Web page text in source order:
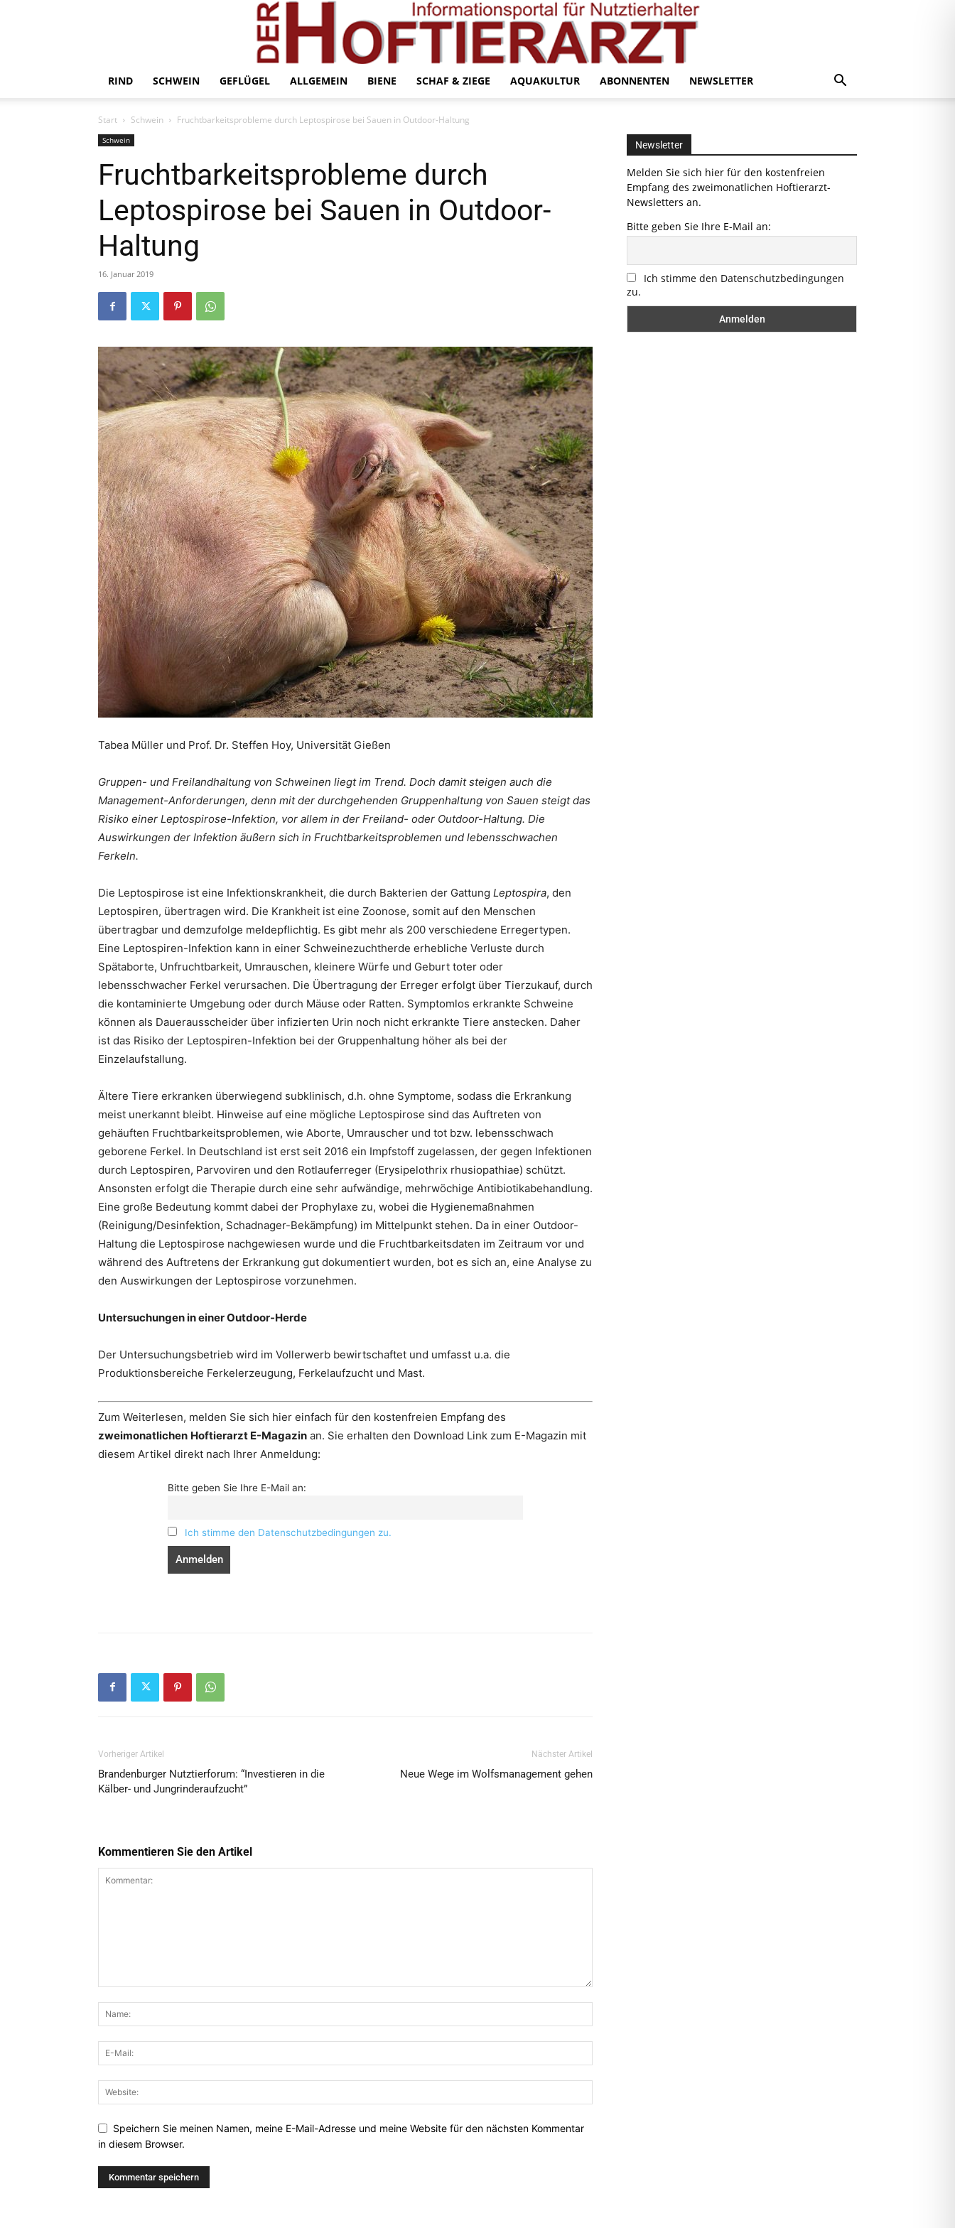
RIND SCHWEIN GEFLÜGEL ALLGEMEIN BIENE SCHAF & ZIEGE AQUAKULTUR ABONNENTEN NEWSLETTER
Start Schwein Fruchtbarkeitsprobleme durch Leptospirose bei Sauen in Outdoor-Haltung
Schwein
Fruchtbarkeitsprobleme durch
Leptospirose bei Sauen in Outdoor-
Haltung
16. Januar 2019
Tabea Müller und Prof. Dr. Steffen Hoy, Universität Gießen
Gruppen- und Freilandhaltung von Schweinen liegt im Trend. Doch damit steigen auch die
Management-Anforderungen, denn mit der durchgehenden Gruppenhaltung von Sauen steigt das
Risiko einer Leptospirose-Infektion, vor allem in der Freiland- oder Outdoor-Haltung. Die
Auswirkungen der Infektion äußern sich in Fruchtbarkeitsproblemen und lebensschwachen
Ferkeln.
Die Leptospirose ist eine Infektionskrankheit, die durch Bakterien der Gattung Leptospira, den
Leptospiren, übertragen wird. Die Krankheit ist eine Zoonose, somit auf den Menschen
übertragbar und demzufolge meldepflichtig. Es gibt mehr als 200 verschiedene Erregertypen.
Eine Leptospiren-Infektion kann in einer Schweinezuchtherde erhebliche Verluste durch
Spätaborte, Unfruchtbarkeit, Umrauschen, kleinere Würfe und Geburt toter oder
lebensschwacher Ferkel verursachen. Die Übertragung der Erreger erfolgt über Tierzukauf, durch
die kontaminierte Umgebung oder durch Mäuse oder Ratten. Symptomlos erkrankte Schweine
können als Dauerausscheider über infizierten Urin noch nicht erkrankte Tiere anstecken. Daher
ist das Risiko der Leptospiren-Infektion bei der Gruppenhaltung höher als bei der
Einzelaufstallung.
Ältere Tiere erkranken überwiegend subklinisch, d.h. ohne Symptome, sodass die Erkrankung
meist unerkannt bleibt. Hinweise auf eine mögliche Leptospirose sind das Auftreten von
gehäuften Fruchtbarkeitsproblemen, wie Aborte, Umrauscher und tot bzw. lebensschwach
geborene Ferkel. In Deutschland ist erst seit 2016 ein Impfstoff zugelassen, der gegen Infektionen
durch Leptospiren, Parvoviren und den Rotlauferreger (Erysipelothrix rhusiopathiae) schützt.
Ansonsten erfolgt die Therapie durch eine sehr aufwändige, mehrwöchige Antibiotikabehandlung.
Eine große Bedeutung kommt dabei der Prophylaxe zu, wobei die Hygienemaßnahmen
(Reinigung/Desinfektion, Schadnager-Bekämpfung) im Mittelpunkt stehen. Da in einer Outdoor-
Haltung die Leptospirose nachgewiesen wurde und die Fruchtbarkeitsdaten im Zeitraum vor und
während des Auftretens der Erkrankung gut dokumentiert wurden, bot es sich an, eine Analyse zu
den Auswirkungen der Leptospirose vorzunehmen.
Untersuchungen in einer Outdoor-Herde
Der Untersuchungsbetrieb wird im Vollerwerb bewirtschaftet und umfasst u.a. die
Produktionsbereiche Ferkelerzeugung, Ferkelaufzucht und Mast.
Zum Weiterlesen, melden Sie sich hier einfach für den kostenfreien Empfang des
zweimonatlichen Hoftierarzt E-Magazin an. Sie erhalten den Download Link zum E-Magazin mit
diesem Artikel direkt nach Ihrer Anmeldung:
Bitte geben Sie Ihre E-Mail an:
Ich stimme den Datenschutzbedingungen zu.
Vorheriger Artikel
Brandenburger Nutztierforum: “Investieren in die
Kälber- und Jungrinderaufzucht”
Nächster Artikel
Neue Wege im Wolfsmanagement gehen
Kommentieren Sie den Artikel
Speichern Sie meinen Namen, meine E-Mail-Adresse und meine Website für den nächsten Kommentar
in diesem Browser.
Newsletter
Melden Sie sich hier für den kostenfreien
Empfang des zweimonatlichen Hoftierarzt-
Newsletters an.
Bitte geben Sie Ihre E-Mail an:
Ich stimme den Datenschutzbedingungen
zu.